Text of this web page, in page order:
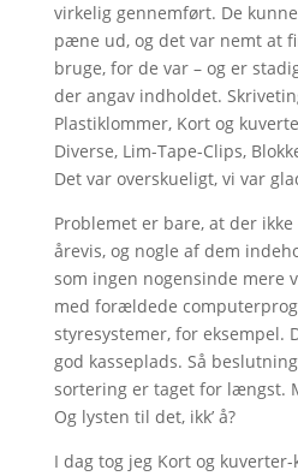
virkelig gennemført. De
pæne ud, og det var nemt at
bruge, for de var – og er
der angav indholdet.
Plastiklommer, Kort og
Diverse, Lim-Tape-Clips,
Det var overskueligt, vi var
Problemet er bare, at der
årevis, og nogle af dem
som ingen nogensinde mere
med forældede
styresystemer, for eksempel.
god kasseplads. Så
sortering er taget for længst.
Og lysten til det, ikk’ å?
I dag tog jeg Kort og